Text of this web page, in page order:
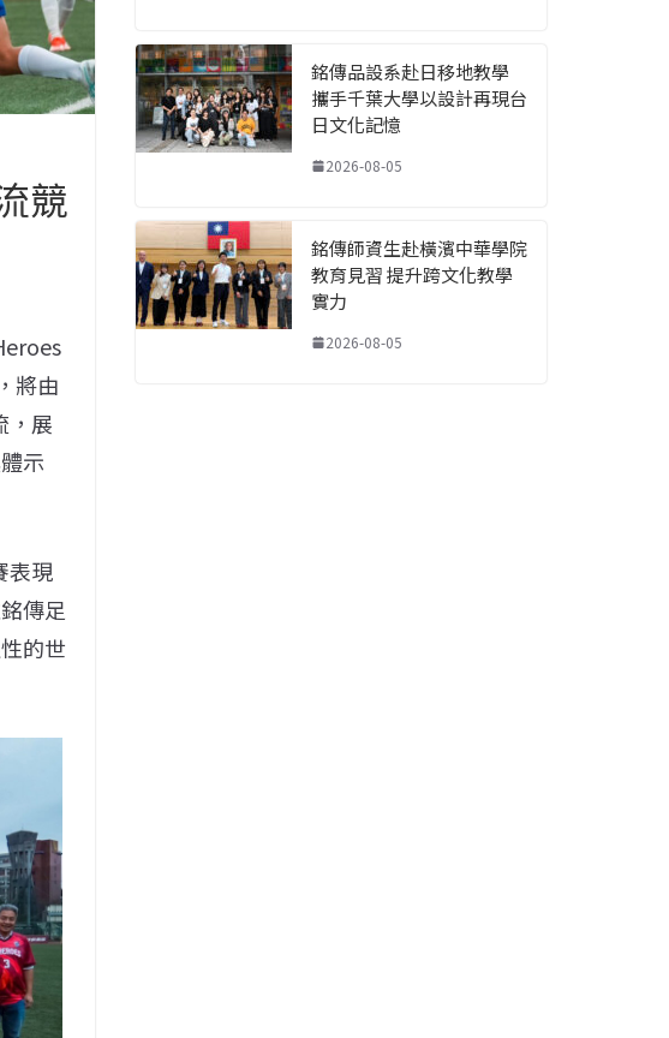
競
將由
，展
示
表現
傳足
的世
銘傳品設系赴日移地教學
攜手千葉大學以設計再現台
日文化記憶
2026-08-05
銘傳師資生赴橫濱中華學院
教育見習 提升跨文化教學
實力
2026-08-05